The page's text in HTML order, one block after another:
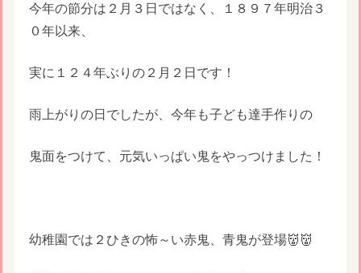
今年の節分は２月３日ではなく、１８９７年明治３
０年以来、
実に１２４年ぶりの２月２日です！
雨上がりの日でしたが、今年も子ども達手作りの
鬼面をつけて、元気いっぱい鬼をやっつけました！
幼稚園では２ひきの怖～い赤鬼、青鬼が登場👹👹